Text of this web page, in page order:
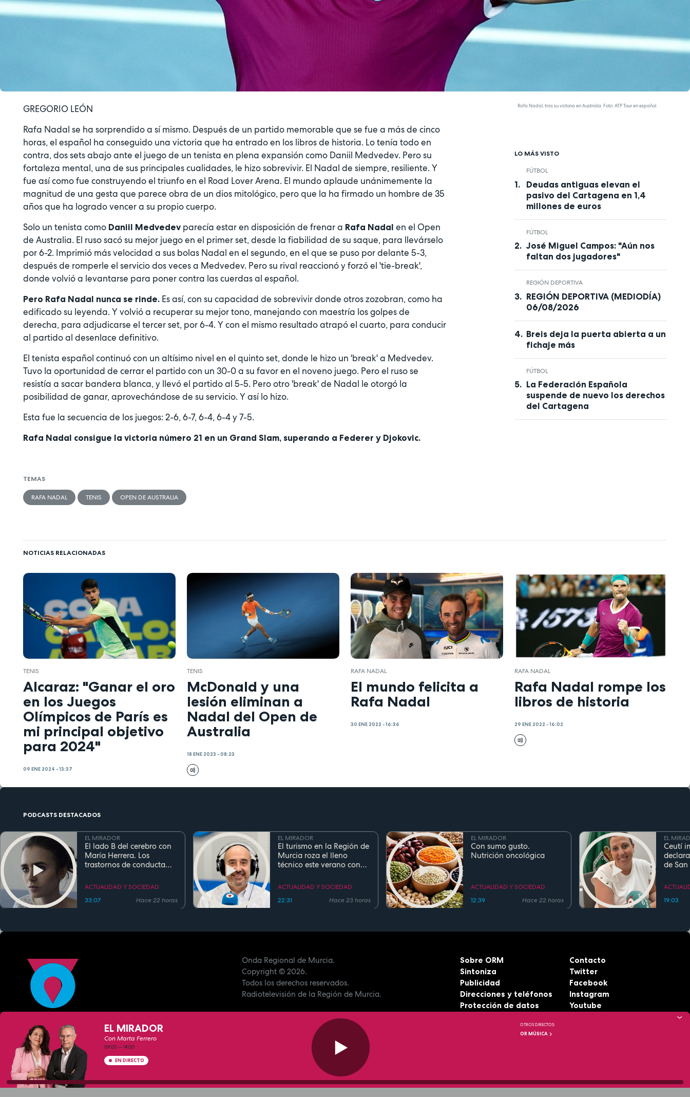
Rafa Nadal, tras su victoria en Australia. Foto: ATP Tour en español.
GREGORIO LEÓN
Rafa Nadal se ha sorprendido a sí mismo. Después de un partido memorable que se fue a más de cinco
horas, el español ha conseguido una victoria que ha entrado en los libros de historia. Lo tenía todo en
contra, dos sets abajo ante el juego de un tenista en plena expansión como Daniil Medvedev. Pero su
fortaleza mental, una de sus principales cualidades, le hizo sobrevivir. El Nadal de siempre, resiliente. Y
fue así como fue construyendo el triunfo en el Road Lover Arena. El mundo aplaude unánimemente la
magnitud de una gesta que parece obra de un dios mitológico, pero que la ha firmado un hombre de 35
años que ha logrado vencer a su propio cuerpo.
Solo un tenista como Daniil Medvedev parecía estar en disposición de frenar a Rafa Nadal en el Open
de Australia. El ruso sacó su mejor juego en el primer set, desde la fiabilidad de su saque, para llevárselo
por 6-2. Imprimió más velocidad a sus bolas Nadal en el segundo, en el que se puso por delante 5-3,
después de romperle el servicio dos veces a Medvedev. Pero su rival reaccionó y forzó el 'tie-break',
donde volvió a levantarse para poner contra las cuerdas al español.
Pero Rafa Nadal nunca se rinde. Es así, con su capacidad de sobrevivir donde otros zozobran, como ha
edificado su leyenda. Y volvió a recuperar su mejor tono, manejando con maestría los golpes de
derecha, para adjudicarse el tercer set, por 6-4. Y con el mismo resultado atrapó el cuarto, para conducir
al partido al desenlace definitivo.
El tenista español continuó con un altísimo nivel en el quinto set, donde le hizo un 'break' a Medvedev.
Tuvo la oportunidad de cerrar el partido con un 30-0 a su favor en el noveno juego. Pero el ruso se
resistía a sacar bandera blanca, y llevó el partido al 5-5. Pero otro 'break' de Nadal le otorgó la
posibilidad de ganar, aprovechándose de su servicio. Y así lo hizo.
Esta fue la secuencia de los juegos: 2-6, 6-7, 6-4, 6-4 y 7-5.
Rafa Nadal consigue la victoria número 21 en un Grand Slam, superando a Federer y Djokovic.
TEMAS
RAFA NADAL TENIS OPEN DE AUSTRALIA
LO MÁS VISTO
FÚTBOL
Deudas antiguas elevan el
pasivo del Cartagena en 1,4
millones de euros
FÚTBOL
José Miguel Campos: "Aún nos
faltan dos jugadores"
REGIÓN DEPORTIVA
REGIÓN DEPORTIVA (MEDIODÍA)
06/08/2026
Breis deja la puerta abierta a un
fichaje más
FÚTBOL
La Federación Española
suspende de nuevo los derechos
del Cartagena
NOTICIAS RELACIONADAS
TENIS
Alcaraz: "Ganar el oro
en los Juegos
Olímpicos de París es
mi principal objetivo
para 2024"
09 ENE 2024 - 13:37
TENIS
McDonald y una
lesión eliminan a
Nadal del Open de
Australia
18 ENE 2023 - 08:23
RAFA NADAL
El mundo felicita a
Rafa Nadal
30 ENE 2022 - 16:36
RAFA NADAL
Rafa Nadal rompe los
libros de historia
29 ENE 2022 - 16:02
PODCASTS DESTACADOS
EL MIRADOR
El lado B del cerebro con
María Herrera. Los
trastornos de conducta
ACTUALIDAD Y SOCIEDAD
33:07
Hace 22 horas
EL MIRADOR
El turismo en la Región de
Murcia roza el lleno
técnico este verano con
90%
ACTUALIDAD Y SOCIEDAD
22:31
Hace 23 horas
EL MIRADOR
Con sumo gusto.
Nutrición oncológica
ACTUALIDAD Y SOCIEDAD
12:39
Hace 22 horas
EL
Ceutí
de
19:03
Onda Regional de Murcia.
Copyright© 2026.
Todos los derechos reservados.
Radiotelevisión de la Región de Murcia.
Sobre ORM
Sintoniza
Publicidad
Direcciones y teléfonos
Protección de datos
Contacto
Twitter
Facebook
Instagram
Youtube
EL MIRADOR
Con Marta Ferrero
09:00—14:00
EN DIRECTO
OTROS DIRECTOS:
OR MÚSICA